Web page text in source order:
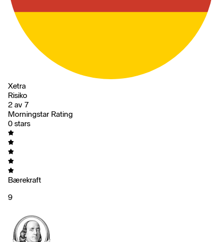
Xetra
Risiko
2 av 7
Morningstar Rating
0 stars
Bærekraft
9